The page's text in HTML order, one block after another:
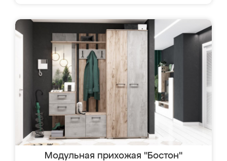
Модульная прихожая "Бостон"